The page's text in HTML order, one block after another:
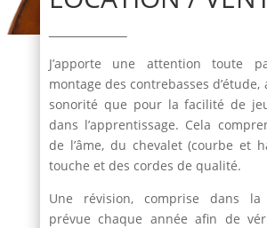
J’apporte une attention toute
montage des contrebasses
sonorité que pour la facilité de
dans l’apprentissage. Cela
de l’âme, du chevalet (courbe et
touche et des cordes de qualité.
Une révision, comprise dans
prévue chaque année afin de